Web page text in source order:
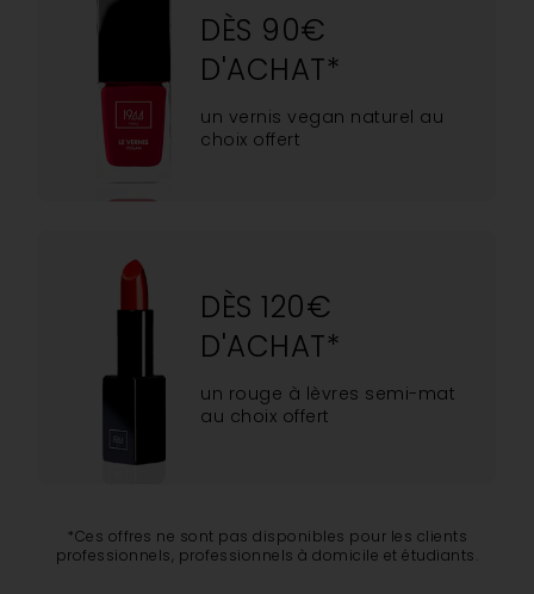
DÈS 90€
D'ACHAT*
un vernis vegan naturel au
choix offert
DÈS 120€
D'ACHAT*
un rouge à lèvres semi-mat
au choix offert
*Ces offres ne sont pas disponibles pour les clients
professionnels, professionnels à domicile et étudiants.